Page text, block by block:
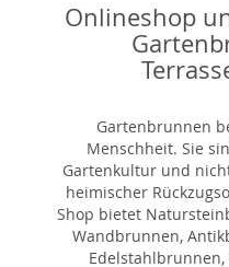
Onlineshop
Gartenbrunnen
Menschheit. Sie
Gartenkultur und
heimischer
Shop bietet
Wandbrunnen,